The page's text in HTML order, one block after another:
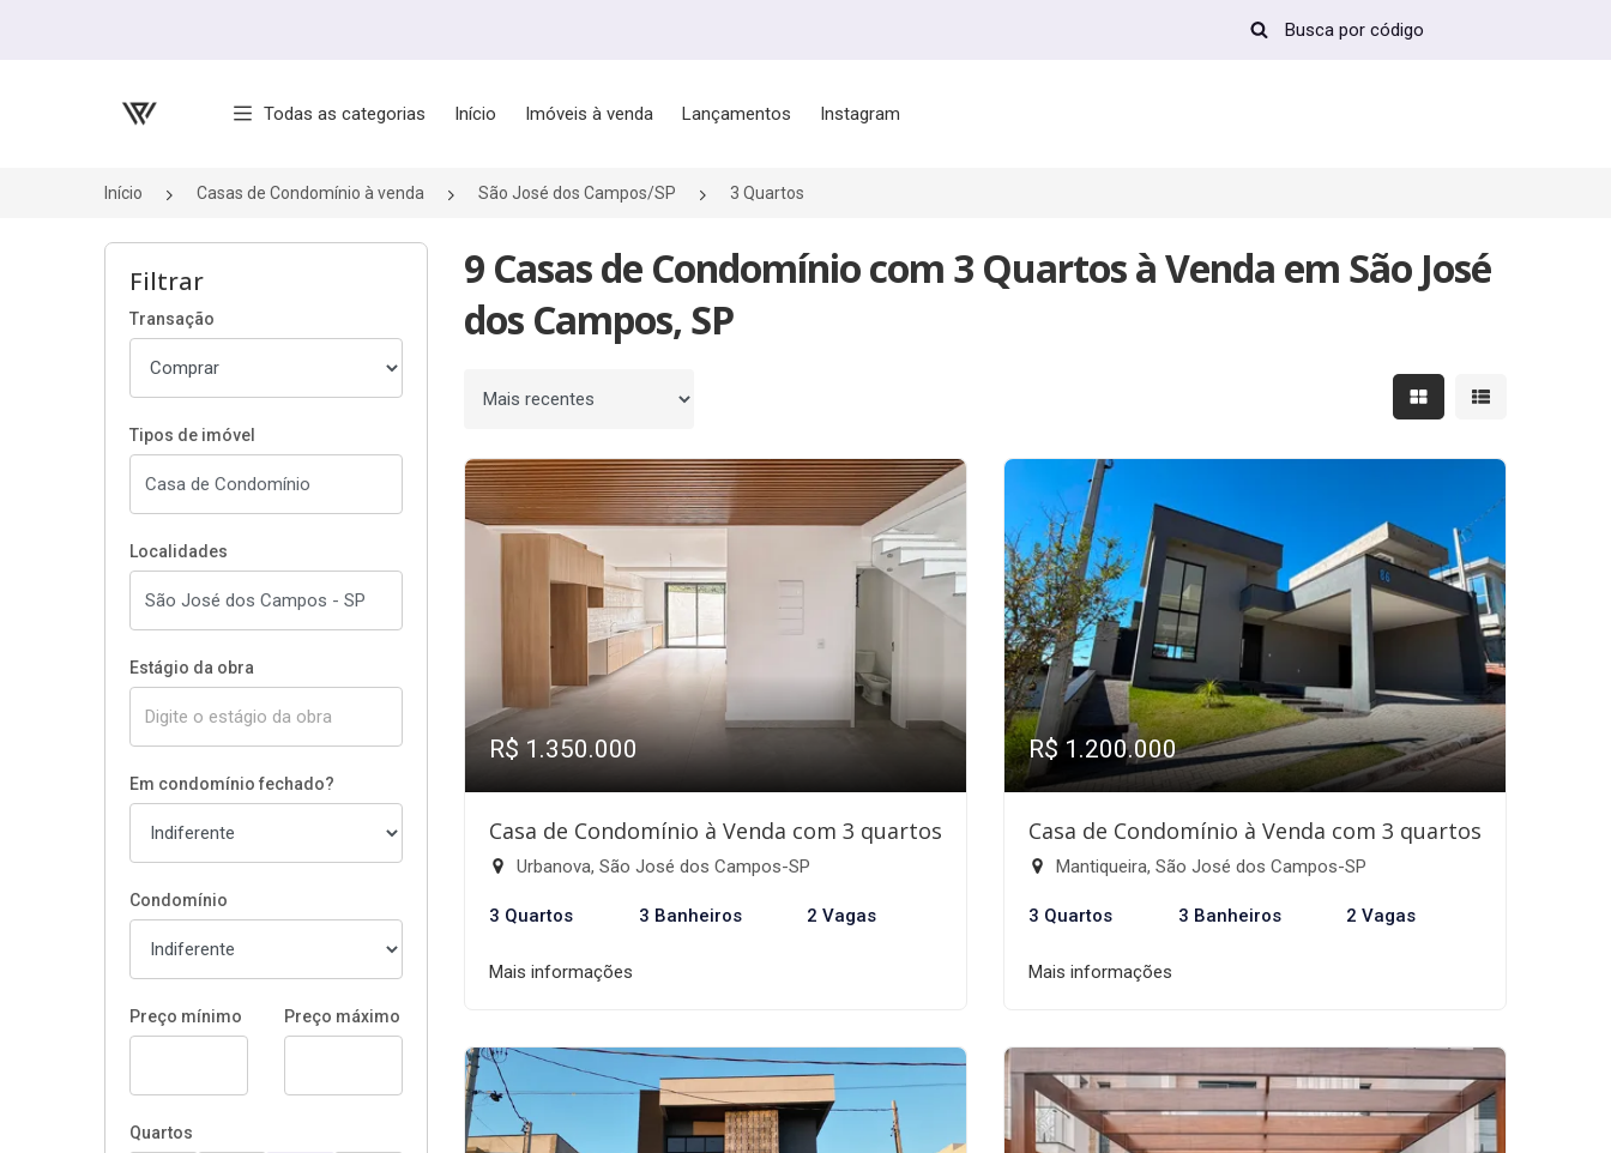
Página inicial
Todas as categorias Início Imóveis à venda Lançamentos Instagram
Início Casas de Condomínio à venda São José dos Campos/SP 3 Quartos
Filtrar
Transação
Tipos de imóvel
Localidades
Estágio da obra
Em condomínio fechado?
Condomínio
Preço mínimo Preço máximo
Quartos
9 Casas de Condomínio com 3 Quartos à Venda em São José
dos Campos, SP
Ordenar por Mostrar resultados em
Mostrar
R$ 1.350.000
Casa de Condomínio à Venda com 3 quartos
Urbanova, São José dos Campos-SP
3 Quartos 3 Banheiros 2 Vagas
Mais informações
R$ 1.200.000
Casa de Condomínio à Venda com 3 quartos
Mantiqueira, São José dos Campos-SP
3 Quartos 3 Banheiros 2 Vagas
Mais informações